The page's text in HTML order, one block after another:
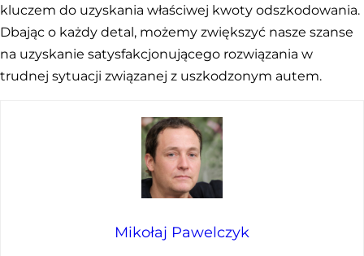
kluczem do uzyskania właściwej kwoty odszkodowania.
Dbając o każdy detal, możemy zwiększyć nasze szanse
na uzyskanie satysfakcjonującego rozwiązania w
trudnej sytuacji związanej z uszkodzonym autem.
Mikołaj Pawelczyk